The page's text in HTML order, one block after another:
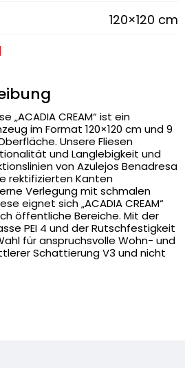
120×120 cm
„ACADIA CREAM“ ist ein
im Format 120×120 cm und 9
Unsere Fliesen
und Langlebigkeit und
von Azulejos Benadresa
rektifizierten Kanten
Verlegung mit schmalen
eignet sich „ACADIA CREAM“
öffentliche Bereiche. Mit der
PEI 4 und der Rutschfestigkeit
für anspruchsvolle Wohn- und
Schattierung V3 und nicht